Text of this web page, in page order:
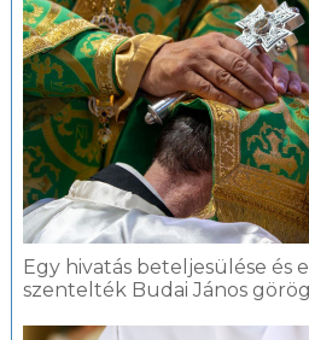
Egy hivatás beteljesülése és
szentelték Budai János